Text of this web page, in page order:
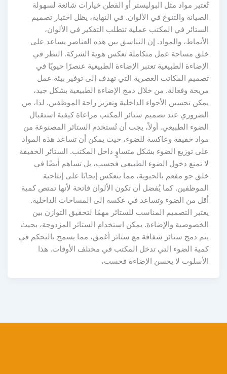
تُعتبر مواد مثل البوليستر أو القطن خيارات شائعة لسهولة
الصيانة والتنوع في الألوان. في النهاية، يظل اختيار تصميم
الستائر في المكتب عملية تتطلب التفكير في الألوان،
الأنماط، والمواد. إن التناسق بين هذه العناصر يساعد على
خلق مساحة عمل متكاملة تعكس هوية الشركة. النظر في
الإضاءة الطبيعية تعتبر الإضاءة الطبيعية عنصرًا حيويًا في
تصميم المكاتب العصرية التي تهدف إلى توفير بيئة عمل
مريحة وفعالة. من خلال دمج الإضاءة الطبيعية بشكل جيد،
يمكن تحسين الأجواء الداخلية وتعزيز راحة الموظفين. لذا، من
الضروري عند تصميم ستائر المكتب مراعاة كيفية استقبال
الضوء الطبيعي. أولاً، يجب أن تُستخدم الستائر المصنوعة من
مواد خفيفة وعاكسة للضوء، حيث يمكن أن تساعد هذه المواد
على توزيع الضوء بشكل متساوٍ داخل المكتب. الستائر الخفيفة
لا تمنع دخول الضوء الطبيعي فحسب، بل تساهم أيضًا في
خلق جو مفعم بالحيوية، مما ينعكس إيجابًا على إنتاجية
الموظفين. كما يُفضل أن تكون الألوان فاتحة لأنها تمتص كمية
أقل من الضوء وتساعد في عكسه إلى المساحات الداخلية.
يعتبر التصميم المناسب للستائر مهمًا لتحقيق التوازن بين
الخصوصية والإضاءة. يمكن استخدام الستائر المزدوجة، بحيث
يتم دمج ستائر شفافة مع ستائر أغمق، مما يسمح بالتحكم في
كمية الضوء التي تدخل المكتب في مختلف الأوقات. هذا
الأسلوب لا يحسن الإضاءة فحسب،